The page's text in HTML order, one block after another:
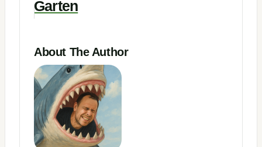
Garten
About The Author